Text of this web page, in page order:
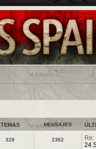
TEMAS MENSAJES
329 2362
Re:
24